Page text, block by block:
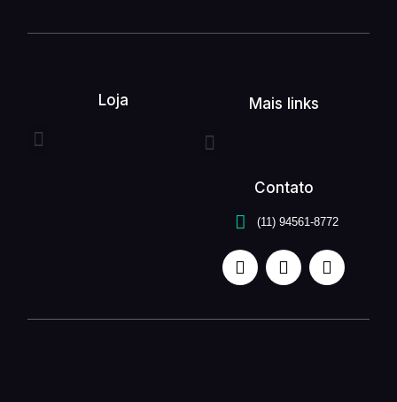
Loja Mais links
Contato
(11) 94561-8772